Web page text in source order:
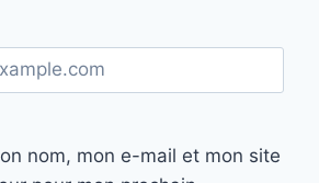
nom, mon e-mail et mon site